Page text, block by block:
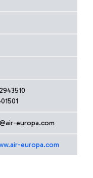
europa.com
europa.com